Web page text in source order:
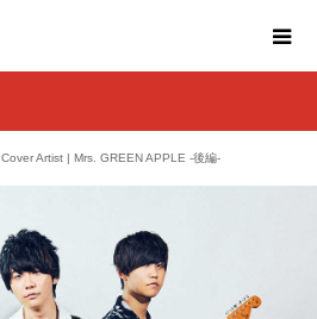
Cover Artist | Mrs. GREEN APPLE -後編-